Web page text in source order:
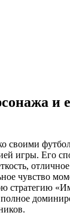
и
своими
игры. Его
чувство
стратегию